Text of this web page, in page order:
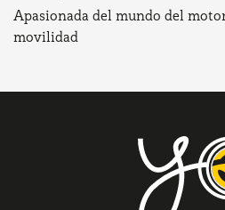
Apasionada del mundo del
movilidad